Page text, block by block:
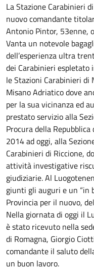
La Stazione Carabinieri
nuovo comandante
Antonio Pintor, 53enne,
Vanta un notevole
dell’esperienza ultra
dei Carabinieri
le Stazioni Carabinieri di
Misano Adriatico dove
per la sua vicinanza ed
prestato servizio alla
Procura della
2014 ad oggi, alla
Carabinieri di Riccione,
attività investigative
giudiziarie. Al
giunti gli auguri e un “in
Provincia per il nuovo,
Nella giornata di oggi il
è stato ricevuto nella
di Romagna, Giorgio
comandante il saluto
un buon lavoro.